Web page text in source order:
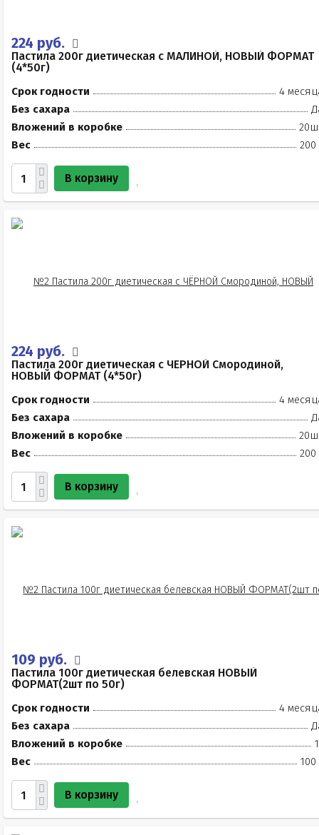
224 руб.
Пастила 200г диетическая с МАЛИНОЙ, НОВЫЙ ФОРМАТ
(4*50г)
Срок годности
4
Без сахара
Вложений в коробке
Вес
200
В корзину
224 руб.
Пастила 200г диетическая с ЧЁРНОЙ Смородиной,
НОВЫЙ ФОРМАТ (4*50г)
Срок годности
4
Без сахара
Вложений в коробке
Вес
200
В корзину
109 руб.
Пастила 100г диетическая белевская НОВЫЙ
ФОРМАТ(2шт по 50г)
Срок годности
4
Без сахара
Вложений в коробке
Вес
100
В корзину